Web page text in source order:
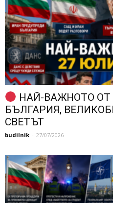
НАЙ-ВАЖНОТО
БЪЛГАРИЯ,
СВЕТЪТ
budilnik - 27/07/2026